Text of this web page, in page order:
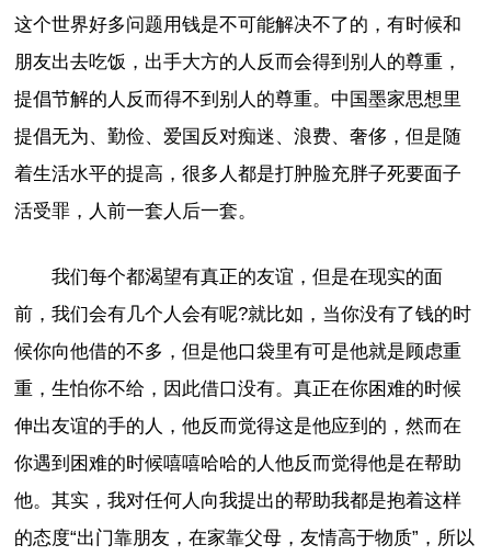
这个世界好多问题用钱是不可能解决不了的，有时候和
朋友出去吃饭，出手大方的人反而会得到别人的尊重，
提倡节解的人反而得不到别人的尊重。中国墨家思想里
提倡无为、勤俭、爱国反对痴迷、浪费、奢侈，但是随
着生活水平的提高，很多人都是打肿脸充胖子死要面子
活受罪，人前一套人后一套。
我们每个都渴望有真正的友谊，但是在现实的面
前，我们会有几个人会有呢?就比如，当你没有了钱的时
候你向他借的不多，但是他口袋里有可是他就是顾虑重
重，生怕你不给，因此借口没有。真正在你困难的时候
伸出友谊的手的人，他反而觉得这是他应到的，然而在
你遇到困难的时候嘻嘻哈哈的人他反而觉得他是在帮助
他。其实，我对任何人向我提出的帮助我都是抱着这样
的态度“出门靠朋友，在家靠父母，友情高于物质”，所以